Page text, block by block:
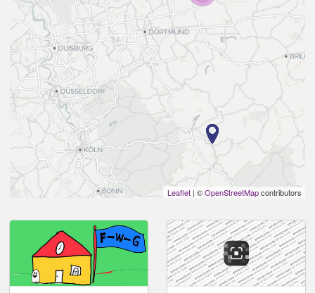
Leaflet | ©OpenStreetMapcontributors